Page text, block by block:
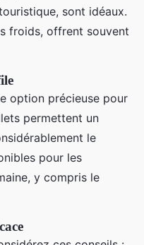
sont idéaux.
froids, offrent souvent
option précieuse pour
permettent un
le
pour les
y compris le